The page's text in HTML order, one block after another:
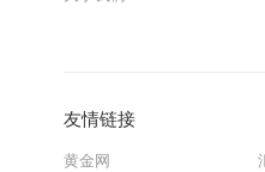
友情链接
黄金网